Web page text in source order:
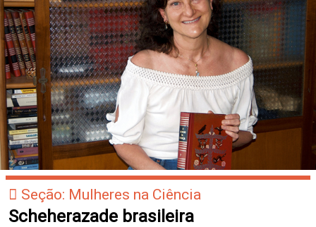
Seção: Mulheres na Ciência
Scheherazade brasileira